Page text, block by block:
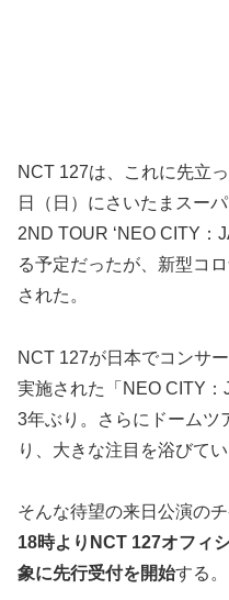
NCT 127は、これに先立
日（日）にさいたまスー
2ND TOUR ‘NEO CITY：
る予定だったが、新型コ
された。
NCT 127が日本でコンサ
実施された「NEO CITY
3年ぶり。さらにドームツ
り、大きな注目を浴びてい
そんな待望の来日公演のチ
18時よりNCT 127オフィ
象に先行受付を開始する。